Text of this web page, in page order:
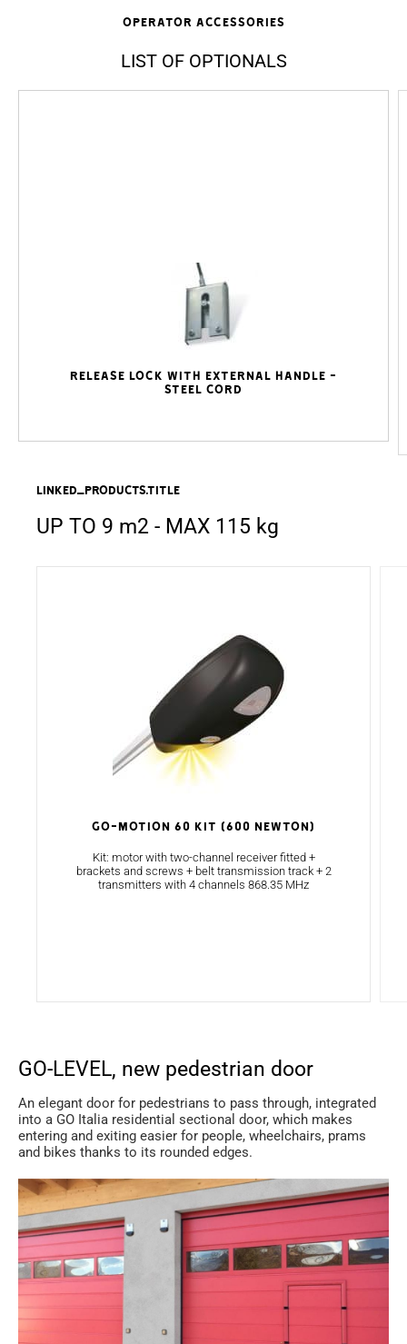
Operator accessories
LIST OF OPTIONALS
Release lock with external handle -
steel cord
linked_products.title
UP TO 9 m2 - MAX 115 kg
GO-MOTION 60 KIT (600 NEWTON)
Kit: motor with two-channel receiver fitted +
brackets and screws + belt transmission track + 2
transmitters with 4 channels 868.35 MHz
GO-LEVEL, new pedestrian door
An elegant door for pedestrians to pass through, integrated
into a GO Italia residential sectional door, which makes
entering and exiting easier for people, wheelchairs, prams
and bikes thanks to its rounded edges.